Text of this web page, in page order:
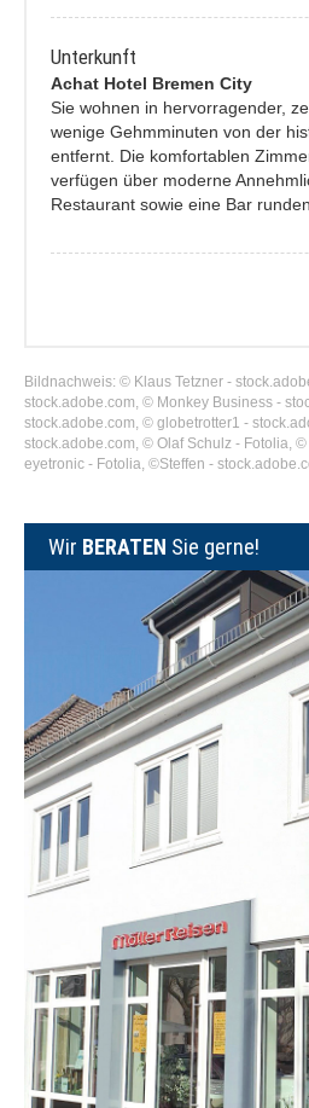
Unterkunft
Achat Hotel Bremen City
Sie wohnen in hervorragender,
wenige Gehmminuten von der
entfernt. Die komfortablen
verfügen über moderne
Restaurant sowie eine Bar
Bildnachweis: © Klaus Tetzner -
stock.adobe.com, © Monkey Business -
stock.adobe.com, © globetrotter1 -
stock.adobe.com, © Olaf Schulz - Fotolia,
eyetronic - Fotolia, ©Steffen -
Wir BERATEN Sie gerne!